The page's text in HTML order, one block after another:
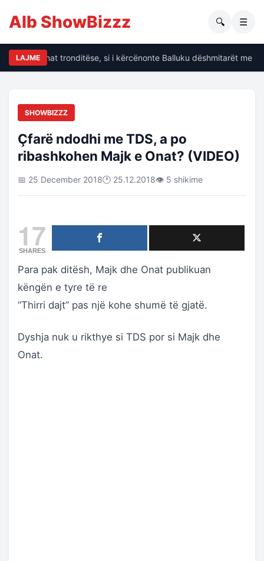
Alb ShowBizzz 🔍 ☰
LAJME
të dhënat tronditëse, si i kërcënonte Balluku dëshmitarët me
SHOWBIZZZ
Çfarë ndodhi me TDS, a po
ribashkohen Majk e Onat? (VIDEO)
📅 25 December 2018🕐 25.12.2018👁 5 shikime
17
SHARES
Para pak ditësh, Majk dhe Onat publikuan
këngën e tyre të re
“Thirri dajt” pas një kohe shumë të gjatë.
Dyshja nuk u rikthye si TDS por si Majk dhe
Onat.